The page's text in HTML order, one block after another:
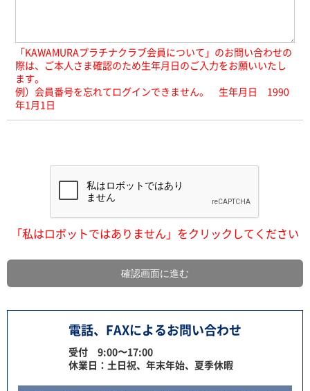
「KAWAMURAプラチナクラブ会員について」のお問い合わせの
際は、ご本人さま確認のため生年月日のご入力をお願いいたし
ます。
例）会員番号を忘れてログインできません。 生年月日 1990
年1月1日
「私はロボットではありません」をクリックしてください
電話、FAXによるお問い合わせ
受付 9:00〜17:00
休業日：土日祝、年末年始、夏季休暇